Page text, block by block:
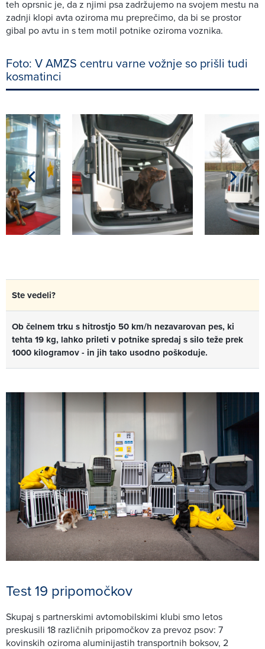
teh oprsnic je, da z njimi psa zadržujemo na svojem mestu na
zadnji klopi avta oziroma mu preprečimo, da bi se prostor
gibal po avtu in s tem motil potnike oziroma voznika.
Foto: V AMZS centru varne vožnje so prišli tudi
kosmatinci
Ste vedeli?
Ob čelnem trku s hitrostjo 50 km/h nezavarovan pes, ki
tehta 19 kg, lahko prileti v potnike spredaj s silo teže prek
1000 kilogramov - in jih tako usodno poškoduje.
Test 19 pripomočkov
Skupaj s partnerskimi avtomobilskimi klubi smo letos
preskusili 18 različnih pripomočkov za prevoz psov: 7
kovinskih oziroma aluminijastih transportnih boksov, 2